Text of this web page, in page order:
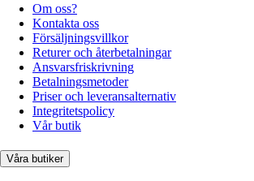
Om oss?
Kontakta oss
Försäljningsvillkor
Returer och återbetalningar
Ansvarsfriskrivning
Betalningsmetoder
Priser och leveransalternativ
Integritetspolicy
Vår butik
Våra butiker